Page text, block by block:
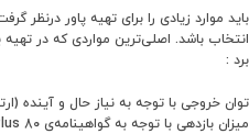
باید موارد زیادی را برای تهیه‌ پاور درنظر
انتخاب باشد. اصلی‌ترین مواردی که در
برد :
توان خروجی با توجه به نیاز حال و آینده
میزان بازدهی با توجه به گواهینامه‌ی 80 Plus طلایی